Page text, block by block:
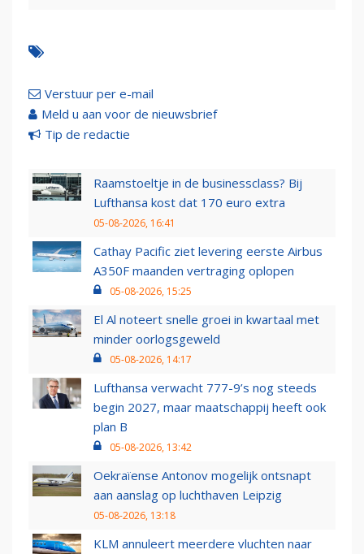
Verstuur per e-mail
Meld u aan voor de nieuwsbrief
Tip de redactie
Raamstoeltje in de businessclass? Bij
Lufthansa kost dat 170 euro extra
05-08-2026, 16:41
Cathay Pacific ziet levering eerste Airbus
A350F maanden vertraging oplopen
05-08-2026, 15:25
El Al noteert snelle groei in kwartaal met
minder oorlogsgeweld
05-08-2026, 14:17
Lufthansa verwacht 777-9’s nog steeds
begin 2027, maar maatschappij heeft ook
plan B
05-08-2026, 13:42
Oekraïense Antonov mogelijk ontsnapt
aan aanslag op luchthaven Leipzig
05-08-2026, 13:18
KLM annuleert meerdere vluchten naar